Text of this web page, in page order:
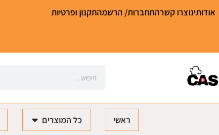
אודותינוצרו קשרהתחברות/ הרשמהתקנון ופרטיות
ראשי כל המוצרים